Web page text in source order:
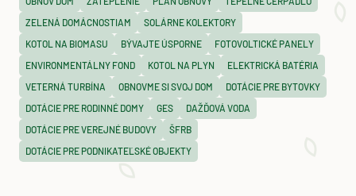
ZELENÁ DOMÁCNOSTIAM
SOLÁRNE KOLEKTORY
KOTOL NA BIOMASU
BÝVAJTE ÚSPORNE
FOTOVOLTICKÉ PANELY
ENVIRONMENTÁLNY FOND
KOTOL NA PLYN
ELEKTRICKÁ BATÉRIA
VETERNÁ TURBÍNA
OBNOVME SI SVOJ DOM
DOTÁCIE PRE BYTOVKY
DOTÁCIE PRE RODINNÉ DOMY
GES
DAŽĎOVÁ VODA
DOTÁCIE PRE VEREJNÉ BUDOVY
ŠFRB
DOTÁCIE PRE PODNIKATEĽSKÉ OBJEKTY